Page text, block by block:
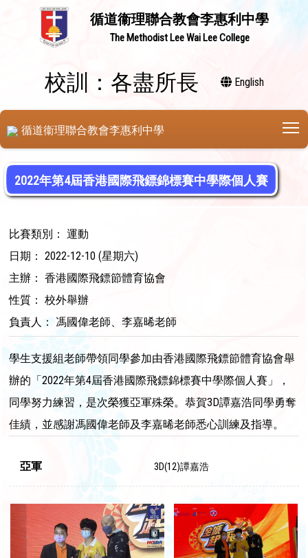
循道衞理聯合教會李惠利中學
The Methodist Lee Wai Lee College
校訓：各盡所長 English
循道衞理聯合教會李惠利中學
2022年第4屆香港國際飛鏢錦標賽中學際個人賽
比賽類別： 運動
日期： 2022-12-10 (星期六)
主辦： 香港國際飛鏢節體育協會
性質： 校外舉辦
負責人： 馮國偉老師、李嘉晞老師
學生支援組老師帶領同學參加由香港國際飛鏢節體育協會舉
辦的「2022年第4屆香港國際飛鏢錦標賽中學際個人賽」，
同學努力練習，是次榮獲亞軍殊榮。恭賀3D譚嘉浩同學勇奪
佳績，並感謝馮國偉老師及李嘉晞老師悉心訓練及指導。
亞軍 3D(12)譚嘉浩